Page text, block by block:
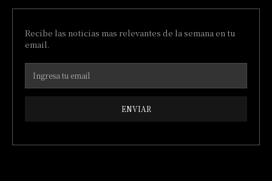
Recibe las noticias mas relevantes de la semana en tu
email.
ENVIAR